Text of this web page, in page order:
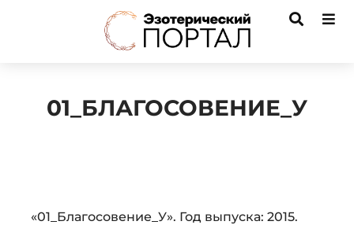
01_БЛАГОСОВЕНИЕ_У
Audio
«01_Благосовение_У». Год выпуска: 2015.